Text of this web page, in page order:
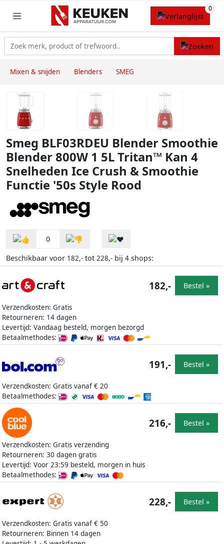
Mixen & snijden Blenders SMEG
Smeg BLF03RDEU Blender Smoothie
Blender 800W 1 5L Tritan™ Kan 4
Snelheden Ice Crush & Smoothie
Functie '50s Style Rood
0
Beschikbaar voor 182,- tot 228,- bij 4 shops:
Verzendkosten: Gratis
Retourneren: 14 dagen
Levertijd: Vandaag besteld, morgen bezorgd
Betaalmethodes:
182,- Bestel »
Verzendkosten: Gratis vanaf € 20
Betaalmethodes:
191,- Bestel »
Verzendkosten: Gratis verzending
Retourneren: 30 dagen gratis
Levertijd: Voor 23:59 besteld, morgen in huis
Betaalmethodes:
216,- Bestel »
Verzendkosten: Gratis vanaf € 50
Retourneren: Binnen 14 dagen
228,- Bestel »